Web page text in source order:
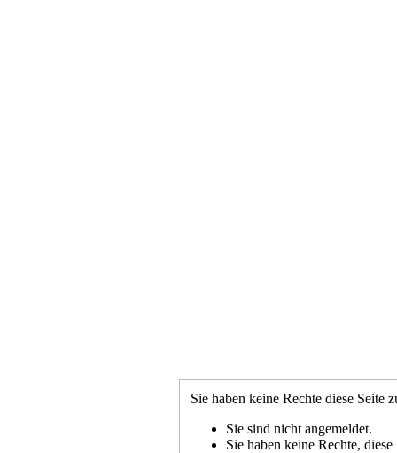
Sie haben keine Rechte diese Seite
Sie sind nicht angemeldet.
Sie haben keine Rechte,